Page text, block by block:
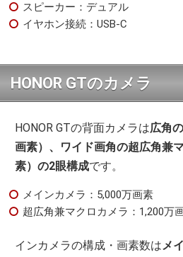
スピーカー：デュアル
イヤホン接続：USB-C
HONOR GTのカメラ
HONOR GTの背面カメラは広角
画素）、ワイド画角の超広角兼
素）の2眼構成です。
メインカメラ：5,000万画素
超広角兼マクロカメラ：1,200万
インカメラの構成・画素数はメ